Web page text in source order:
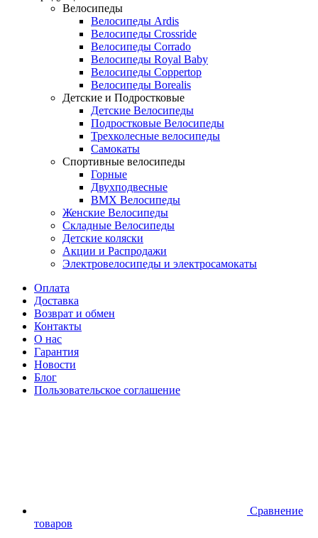
Велосипеды
Велосипеды Ardis
Велосипеды Crossride
Велосипеды Corrado
Велосипеды Royal Baby
Велосипеды Coppertop
Велосипеды Borealis
Детские и Подростковые
Детские Велосипеды
Подростковые Велосипеды
Трехколесные велосипеды
Самокаты
Спортивные велосипеды
Горные
Двухподвесные
BMX Велосипеды
Женские Велосипеды
Складные Велосипеды
Детские коляски
Акции и Распродажи
Электровелосипеды и электросамокаты
Оплата
Доставка
Возврат и обмен
Контакты
О нас
Гарантия
Новости
Блог
Пользовательское соглашение
Сравнение
товаров